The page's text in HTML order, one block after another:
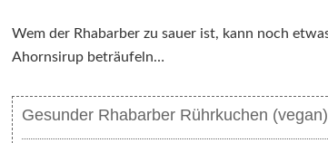
Wem der Rhabarber zu sauer ist, kann noch
Ahornsirup beträufeln…
Gesunder Rhabarber Rührkuchen (vegan)